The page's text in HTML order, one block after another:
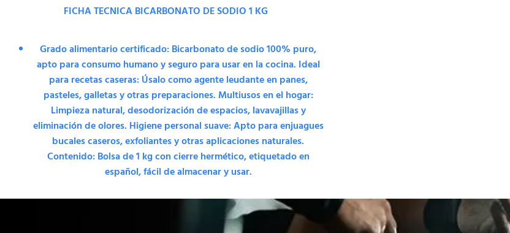
FICHA TECNICA BICARBONATO DE SODIO 1 KG
Grado alimentario certificado: Bicarbonato de sodio 100% puro,
apto para consumo humano y seguro para usar en la cocina. Ideal
para recetas caseras: Úsalo como agente leudante en panes,
pasteles, galletas y otras preparaciones. Multiusos en el hogar:
Limpieza natural, desodorización de espacios, lavavajillas y
eliminación de olores. Higiene personal suave: Apto para enjuagues
bucales caseros, exfoliantes y otras aplicaciones naturales.
Contenido: Bolsa de 1 kg con cierre hermético, etiquetado en
español, fácil de almacenar y usar.